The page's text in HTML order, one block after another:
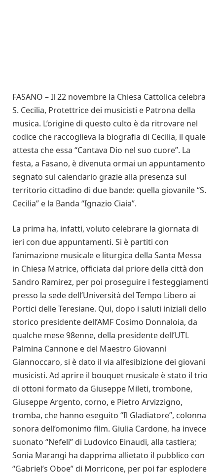
FASANO – Il 22 novembre la Chiesa Cattolica celebra
S. Cecilia, Protettrice dei musicisti e Patrona della
musica. L’origine di questo culto è da ritrovare nel
codice che raccoglieva la biografia di Cecilia, il quale
attesta che essa “Cantava Dio nel suo cuore”. La
festa, a Fasano, è divenuta ormai un appuntamento
segnato sul calendario grazie alla presenza sul
territorio cittadino di due bande: quella giovanile “S.
Cecilia” e la Banda “Ignazio Ciaia”.
La prima ha, infatti, voluto celebrare la giornata di
ieri con due appuntamenti. Si è partiti con
l’animazione musicale e liturgica della Santa Messa
in Chiesa Matrice, officiata dal priore della città don
Sandro Ramirez, per poi proseguire i festeggiamenti
presso la sede dell’Università del Tempo Libero ai
Portici delle Teresiane. Qui, dopo i saluti iniziali dello
storico presidente dell’AMF Cosimo Donnaloia, da
qualche mese 98enne, della presidente dell’UTL
Palmina Cannone e del Maestro Giovanni
Giannoccaro, si è dato il via all’esibizione dei giovani
musicisti. Ad aprire il bouquet musicale è stato il trio
di ottoni formato da Giuseppe Mileti, trombone,
Giuseppe Argento, corno, e Pietro Arvizzigno,
tromba, che hanno eseguito “Il Gladiatore”, colonna
sonora dell’omonimo film. Giulia Cardone, ha invece
suonato “Nefeli” di Ludovico Einaudi, alla tastiera;
Sonia Marangi ha dapprima allietato il pubblico con
“Gabriel’s Oboe” di Morricone, per poi far esplodere